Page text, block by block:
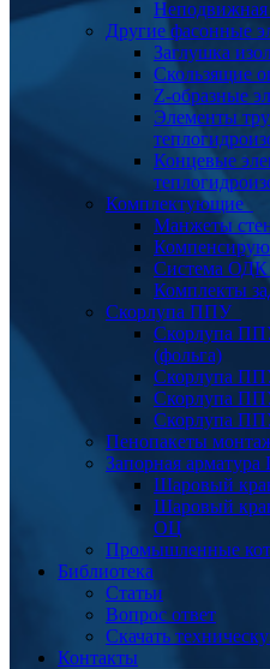
Другие фасонные
Заглушка
Скользящие
Z-образные
Элементы
Концевые
Комплектующие
Манжеты
Система
Комплекты
Скорлупа ППУ
Скорлупа
(фольга)
Скорлупа
Скорлупа
Скорлупа
Пенопакеты
Запорная
Шаровый
Шаровый
ОЦ
Промышленные
Библиотека
Статьи
Вопрос ответ
Скачать
Контакты